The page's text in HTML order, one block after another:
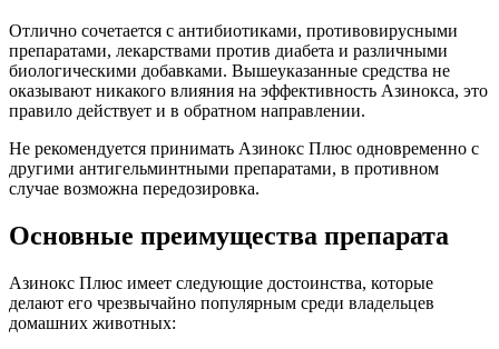
Отлично сочетается с антибиотиками, противовирусными
препаратами, лекарствами против диабета и различными
биологическими добавками. Вышеуказанные средства не
оказывают никакого влияния на эффективность Азинокса, это
правило действует и в обратном направлении.
Не рекомендуется принимать Азинокс Плюс одновременно с
другими антигельминтными препаратами, в противном
случае возможна передозировка.
Основные преимущества препарата
Азинокс Плюс имеет следующие достоинства, которые
делают его чрезвычайно популярным среди владельцев
домашних животных: